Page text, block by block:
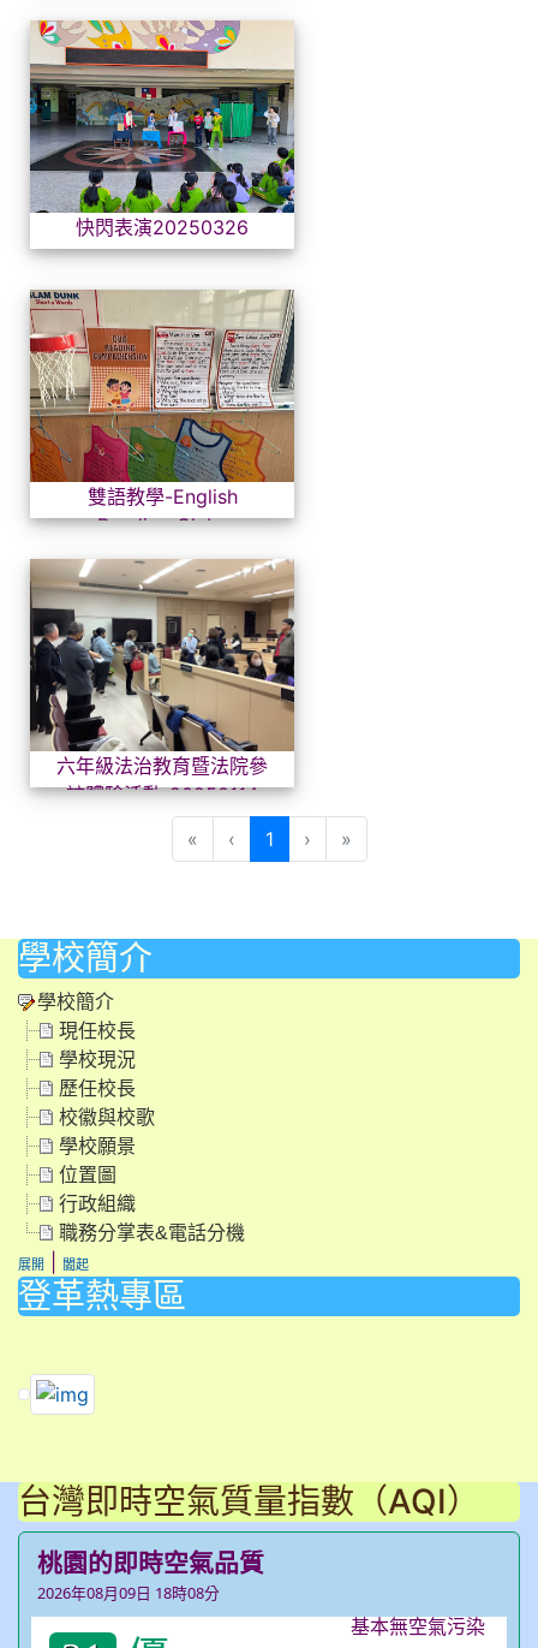
快閃表演20250326
雙語教學-English Reading
雙語教學-English
Reading Club-
20250307
六年級法治教育暨法院參訪
六年級法治教育暨法院參
訪體驗活動-20250114
«
‹ 1(目前頁次)
› »
學校簡介
學校簡介
現任校長
學校現況
歷任校長
校徽與校歌
學校願景
位置圖
行政組織
職務分掌表&電話分機
展開 闔起
登革熱專區
link to https://dengue.tn.edu.tw/Decree.html \
台灣即時空氣質量指數（AQI）
桃園的即時空氣品質
2026年08月09日 18時08分